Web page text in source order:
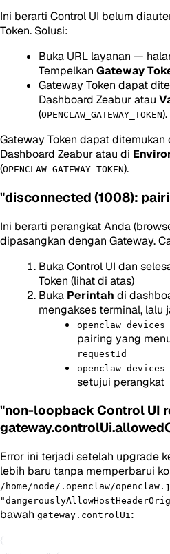
Ini berarti Control UI belum
Token. Solusi:
Buka URL layanan —
Tempelkan Gateway
Gateway Token dapat
Dashboard Zeabur atau
(OPENCLAW_GATEWAY_TOKEN).
Gateway Token dapat ditemukan
Dashboard Zeabur atau di
(OPENCLAW_GATEWAY_TOKEN).
"disconnected (1008):
Ini berarti perangkat Anda
dipasangkan dengan Gateway.
Buka Control UI dan
Token (lihat di atas)
Buka Perintah di
mengakses terminal, lalu
openclaw
pairing yang
requestId
openclaw
setujui perangkat
"non-loopback Control UI
Error ini terjadi setelah upgrade
lebih baru tanpa memperbarui
/home/node/.openclaw/
bawah gateway.controlUi:
{